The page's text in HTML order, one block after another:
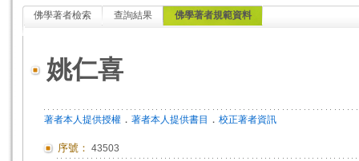
佛學著者檢索 查詢結果 佛學著者規範資料
姚仁喜
著者本人提供授權 ． 著者本人提供書目 ． 校正著者資訊
序號： 43503